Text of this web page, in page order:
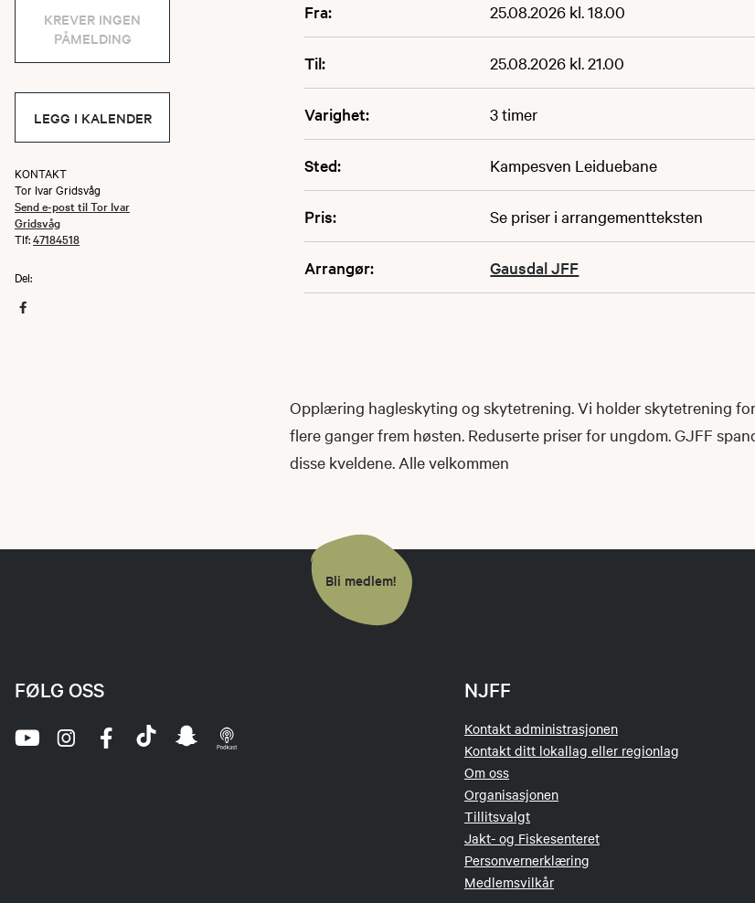
Fra: 25.08.2026 kl. 18.00
Til: 25.08.2026 kl. 21.00
Varighet: 3 timer
Sted: Kampesven Leiduebane
Pris: Se priser i arrangementteksten
Arrangør: Gausdal JFF
KREVER INGEN
PÅMELDING
LEGG I KALENDER
KONTAKT
Tor Ivar Gridsvåg
Send e-post til Tor Ivar
Gridsvåg
Tlf:47184518
Del:
Opplæring hagleskyting og skytetrening. Vi holder skytetrening
flere ganger frem høsten. Reduserte priser for ungdom. GJFF
disse kveldene. Alle velkommen
Bli medlem!
NJFF
Kontakt administrasjonen
Kontakt ditt lokallag eller regionlag
Om oss
Organisasjonen
Tillitsvalgt
Jakt- og Fiskesenteret
Personvernerklæring
Medlemsvilkår
FØLG OSS